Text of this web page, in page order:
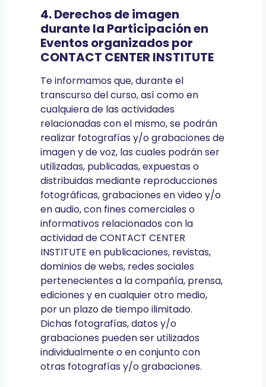
4. Derechos de imagen
durante la Participación en
Eventos organizados por
CONTACT CENTER INSTITUTE
Te informamos que, durante el
transcurso del curso, así como en
cualquiera de las actividades
relacionadas con el mismo, se podrán
realizar fotografías y/o grabaciones de
imagen y de voz, las cuales podrán ser
utilizadas, publicadas, expuestas o
distribuidas mediante reproducciones
fotográficas, grabaciones en video y/o
en audio, con fines comerciales o
informativos relacionados con la
actividad de CONTACT CENTER
INSTITUTE en publicaciones, revistas,
dominios de webs, redes sociales
pertenecientes a la compañía, prensa,
ediciones y en cualquier otro medio,
por un plazo de tiempo ilimitado.
Dichas fotografías, datos y/o
grabaciones pueden ser utilizados
individualmente o en conjunto con
otras fotografías y/o grabaciones.